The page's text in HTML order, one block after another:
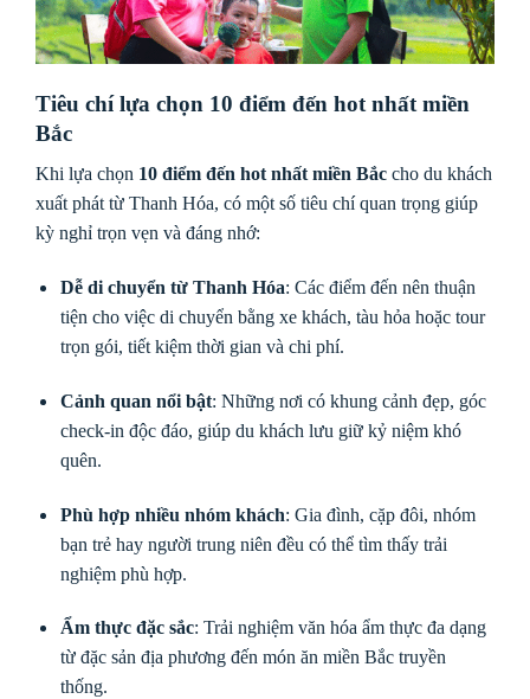
Tiêu chí lựa chọn 10 điểm đến hot nhất miền
Bắc
Khi lựa chọn 10 điểm đến hot nhất miền Bắc cho du khách
xuất phát từ Thanh Hóa, có một số tiêu chí quan trọng giúp
kỳ nghỉ trọn vẹn và đáng nhớ:
Dễ di chuyển từ Thanh Hóa: Các điểm đến nên thuận
tiện cho việc di chuyển bằng xe khách, tàu hỏa hoặc tour
trọn gói, tiết kiệm thời gian và chi phí.
Cảnh quan nổi bật: Những nơi có khung cảnh đẹp, góc
check-in độc đáo, giúp du khách lưu giữ kỷ niệm khó
quên.
Phù hợp nhiều nhóm khách: Gia đình, cặp đôi, nhóm
bạn trẻ hay người trung niên đều có thể tìm thấy trải
nghiệm phù hợp.
Ẩm thực đặc sắc: Trải nghiệm văn hóa ẩm thực đa dạng
từ đặc sản địa phương đến món ăn miền Bắc truyền
thống.